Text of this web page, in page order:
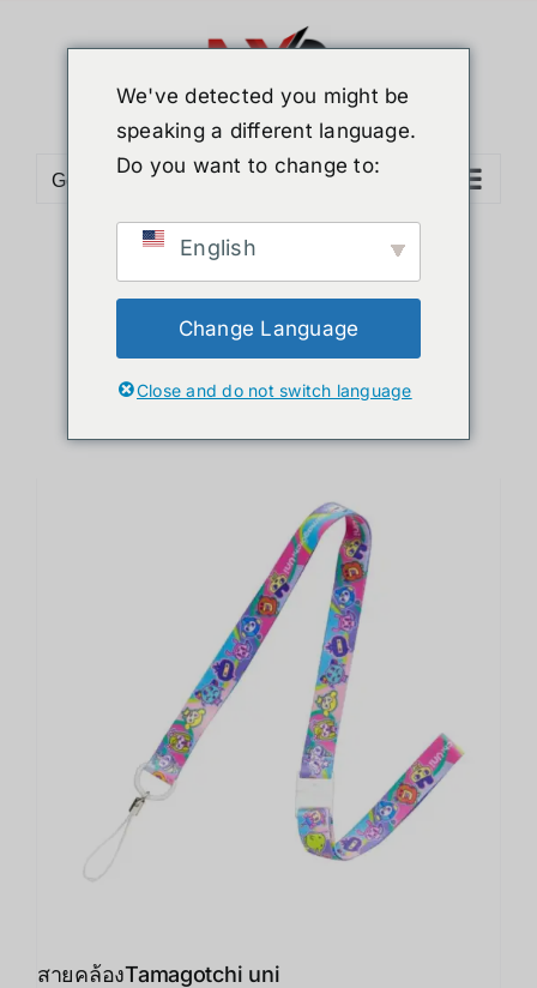
Go to...
Sort byDefault Order
Show12 Products
สายคล้องTamagotchi uni
We've detected you might be
speaking a different language.
Do you want to change to:
English
Change Language
Close and do not switch language